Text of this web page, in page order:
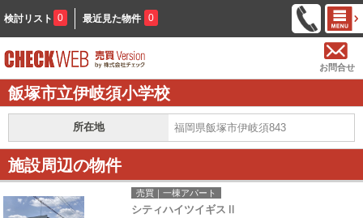
検討リスト 0 最近見た物件 0
お問合せ
飯塚市立伊岐須小学校
所在地 福岡県飯塚市伊岐須843
施設周辺の物件
売買｜一棟アパート
シティハイツイギスⅡ